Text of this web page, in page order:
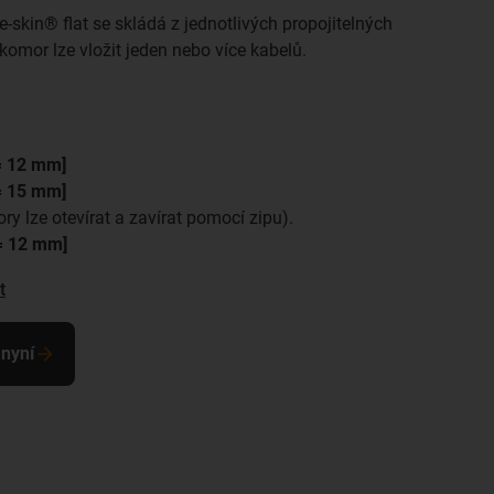
skin® flat se skládá z jednotlivých propojitelných
lze vložit jeden nebo více kabelů.
12 mm]
15 mm]
lze otevírat a zavírat pomocí zipu).
12 mm]